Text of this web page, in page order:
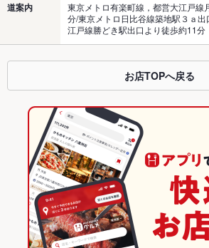
道案内
東京メトロ有楽町線，都営大江戸線
分/東京メトロ日比谷線築地駅３ａ
江戸線勝どき駅出口より徒歩約11分
お店TOPへ戻る